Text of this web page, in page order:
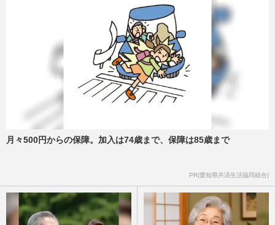
月々500円からの保障。加入は74歳まで、保障は85歳まで
PR(愛知県共済生活協同組合)